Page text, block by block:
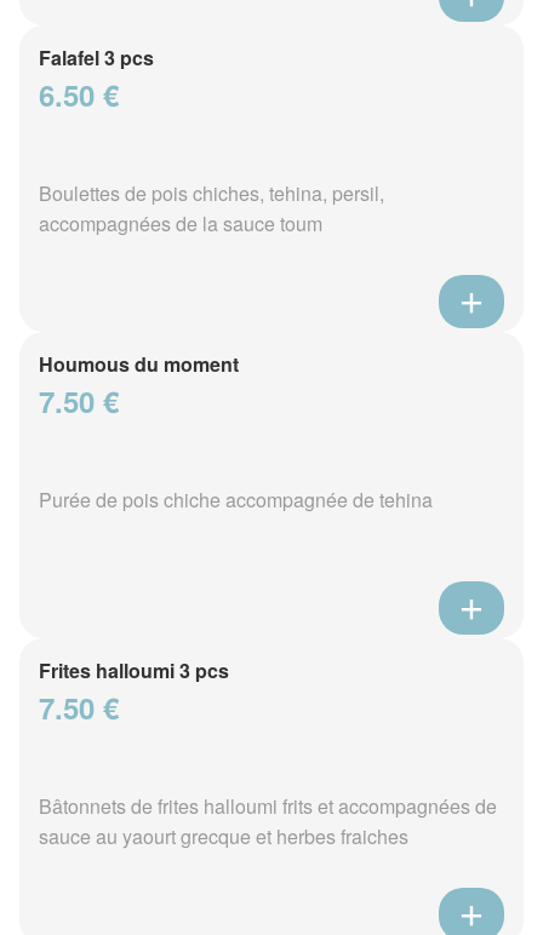
Falafel 3 pcs
6.50 €
Boulettes de pois chiches, tehina, persil,
accompagnées de la sauce toum
Houmous du moment
7.50 €
Purée de pois chiche accompagnée de tehina
Frites halloumi 3 pcs
7.50 €
Bâtonnets de frites halloumi frits et accompagnées de
sauce au yaourt grecque et herbes fraiches